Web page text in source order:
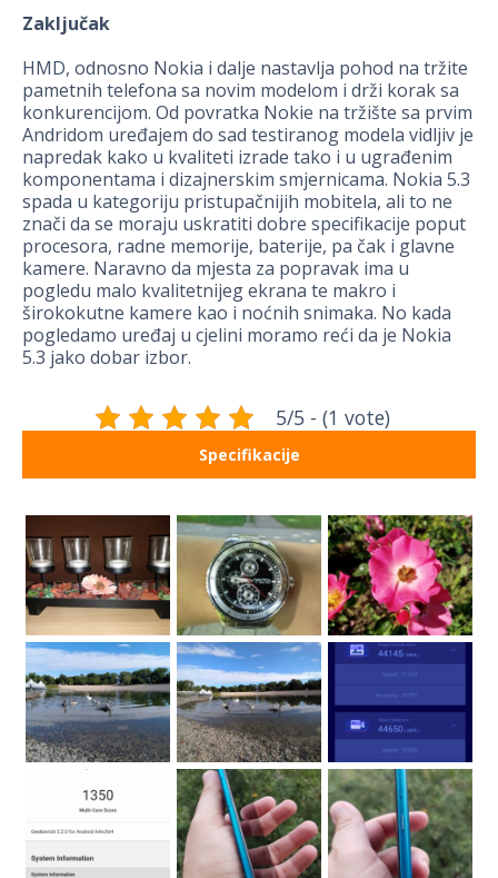
Zaključak
HMD, odnosno Nokia i dalje nastavlja pohod na tržite
pametnih telefona sa novim modelom i drži korak sa
konkurencijom. Od povratka Nokie na tržište sa prvim
Andridom uređajem do sad testiranog modela vidljiv je
napredak kako u kvaliteti izrade tako i u ugrađenim
komponentama i dizajnerskim smjernicama. Nokia 5.3
spada u kategoriju pristupačnijih mobitela, ali to ne
znači da se moraju uskratiti dobre specifikacije poput
procesora, radne memorije, baterije, pa čak i glavne
kamere. Naravno da mjesta za popravak ima u
pogledu malo kvalitetnijeg ekrana te makro i
širokokutne kamere kao i noćnih snimaka. No kada
pogledamo uređaj u cjelini moramo reći da je Nokia
5.3 jako dobar izbor.
5/5 - (1 vote)
Specifikacije